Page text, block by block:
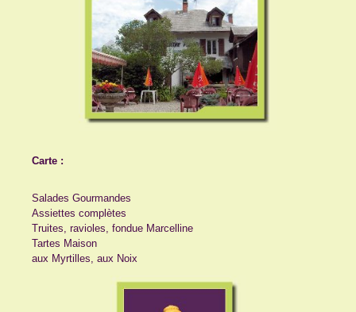
Carte :
Salades Gourmandes
Assiettes complètes
Truites, ravioles, fondue Marcelline
Tartes Maison
aux Myrtilles, aux Noix